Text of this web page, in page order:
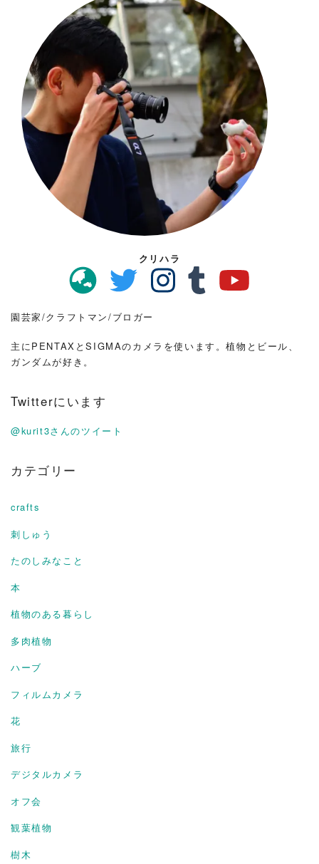
クリハラ
園芸家/クラフトマン/ブロガー
主にPENTAXとSIGMAのカメラを使います。植物とビール、
ガンダムが好き。
Twitterにいます
@kurit3さんのツイート
カテゴリー
crafts
刺しゅう
たのしみなこと
本
植物のある暮らし
多肉植物
ハーブ
フィルムカメラ
花
旅行
デジタルカメラ
オフ会
観葉植物
樹木